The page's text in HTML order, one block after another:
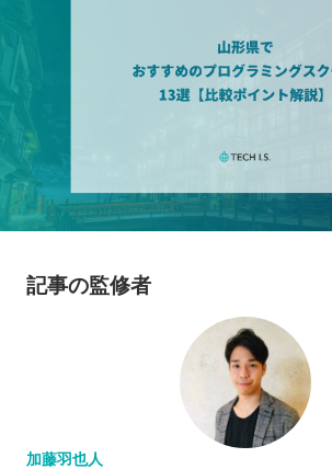
記事の監修者
加藤羽也人